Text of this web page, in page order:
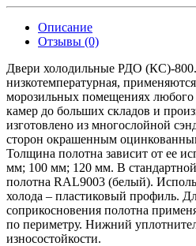
Описание
Отзывы (0)
Двери холодильные РДО (КС)-
низкотемпературная,
морозильных помещениях любого
камер до больших складов и
изготовлено из многослойной
сторон окрашенным
Толщина полотна зависит от ее
мм; 100 мм; 120 мм. В
полотна RAL9003 (белый).
холода – пластиковый профиль.
соприкосновения полотна
по периметру. Нижний
износостойкости.